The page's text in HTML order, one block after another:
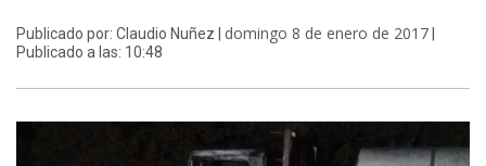
Publicado por: Claudio Nuñez | domingo 8 de enero de 2017
Publicado a las: 10:48